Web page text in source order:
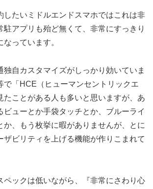
したいミドルエンドスマホではこれは非
駐アプリも殆ど無くて、非常にすっきり
っています。
独自カスタマイズがしっかり効いていま
で「HCE（ヒューマンセントリックエ
たことがある人も多いと思いますが、あ
ビューとか手袋タッチとか、ブルーライ
か、もう枚挙に暇がありませんが、とに
ザビリティを上げる機能が作りこまれて
ペックは低いながら、『非常にさわり心